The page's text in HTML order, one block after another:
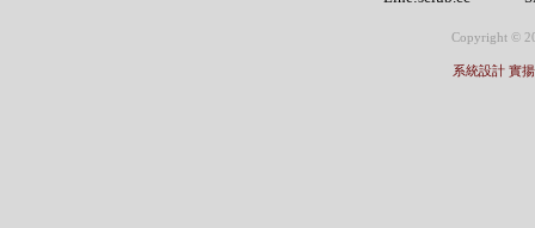
Copyright ©
系統設計 實